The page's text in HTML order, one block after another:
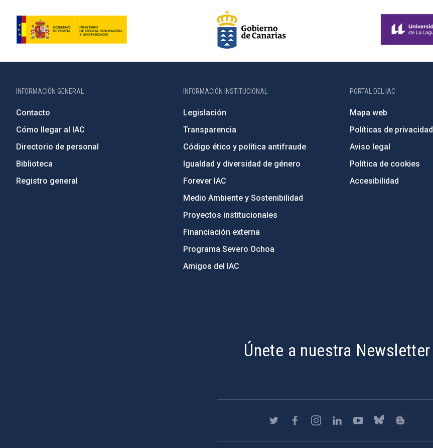
INFORMACIÓN GENERAL
Contacto
Cómo llegar al IAC
Directorio de personal
Biblioteca
Registro general
INFORMACIÓN INSTITUCIONAL
Legislación
Transparencia
Código ético y política antifraude
Igualdad y diversidad de género
Forever IAC
Medio Ambiente y Sostenibilidad
Proyectos institucionales
Financiación externa
Programa Severo Ochoa
Amigos del IAC
PORTAL DEL IAC
Mapa web
Políticas de privacidad
Aviso legal
Política de cookies
Accesibilidad
Únete a nuestra Newsletter